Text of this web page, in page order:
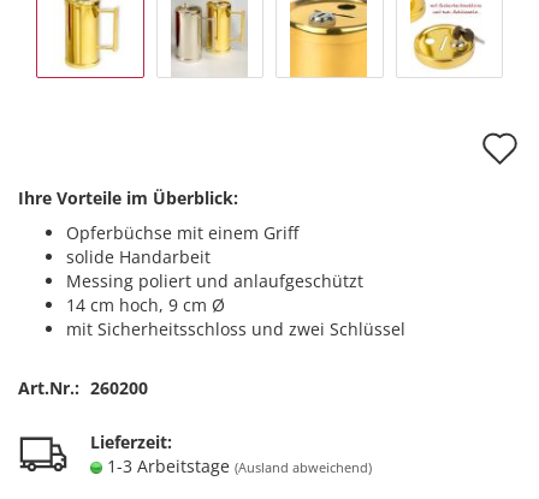
Ihre Vorteile im Überblick:
Opferbüchse mit einem Griff
solide Handarbeit
Messing poliert und anlaufgeschützt
14 cm hoch, 9 cm Ø
mit Sicherheitsschloss und zwei Schlüssel
Art.Nr.: 260200
Lieferzeit:
1-3 Arbeitstage (Ausland abweichend)